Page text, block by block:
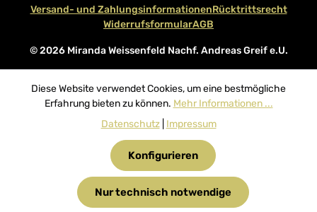
© 2026 Miranda Weissenfeld Nachf. Andreas Greif e.U.
Versand- und ZahlungsinformationenRücktrittsrecht
WiderrufsformularAGB
Diese Website verwendet Cookies, um eine bestmögliche
Erfahrung bieten zu können. Mehr Informationen ...
Datenschutz| Impressum
Nur technisch notwendige
Konfigurieren